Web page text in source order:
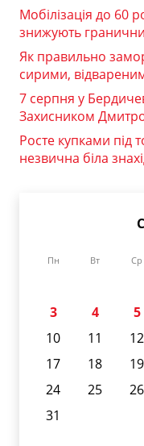
Мобілізація до 60
знижують
Як правильно
сирими,
7 серпня у
Захисником
Росте купками під
незвична біла
Пн Вт Ср
3
4 5
10
11 12
17
18 19
24
25 26
31